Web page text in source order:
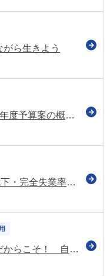
がら生きよう
厚生労働省・国土交通省の令和6年度予算案の概要 建設業の人材確保・育成に向けて
令和5年11月 有効求人倍率は低下・完全失業率は横ばい
【専門家の知恵】採用難の時代だからこそ！ 自社で働いていた人を再雇用する制度を知ろう